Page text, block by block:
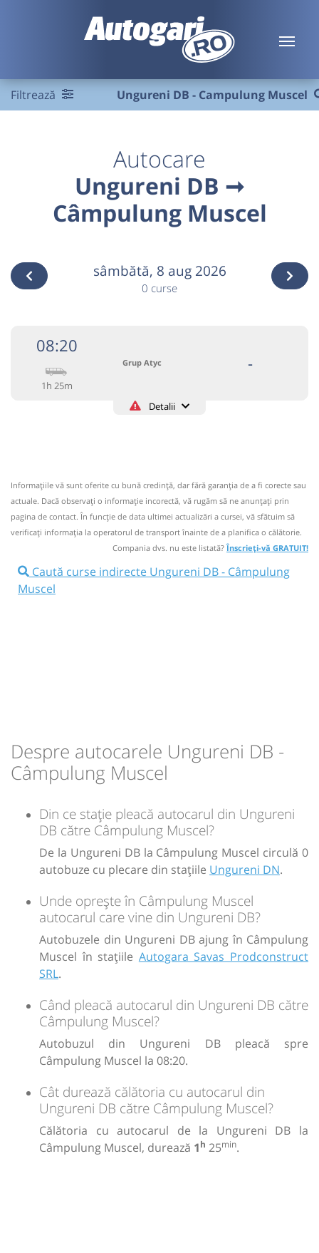
Filtrează Ungureni DB - Campulung Muscel
Autocare
Ungureni DB ➞
Câmpulung Muscel
sâmbătă, 8 aug 2026
0 curse
08:20
1h 25m
Grup Atyc -
Detalii
Circulă doar luni, marți, miercuri, joi și vineri
Nu a circulat?Semnalați aici
NOU!Pune poze din călătoria ta⤣
08:20 Ungureni DB Ungureni DN
-
Informaţiile vă sunt oferite cu bună credinţă, dar fără garanţia de a fi corecte sau
actuale. Dacă observați o informaţie incorectă, vă rugăm să ne anunțați prin
pagina de contact. În funcție de data ultimei actualizări a cursei, vă sfătuim să
verificaţi informaţia la operatorul de transport înainte de a planifica o călătorie.
Compania dvs. nu este listată?Înscrieți-vă GRATUIT!
Caută curse indirecte Ungureni DB - Câmpulung
Muscel
Despre autocarele Ungureni DB -
Câmpulung Muscel
Din ce stație pleacă autocarul din Ungureni
DB către Câmpulung Muscel?
De la Ungureni DB la Câmpulung Muscel circulă 0
autobuze cu plecare din stațiile Ungureni DN.
Unde oprește în Câmpulung Muscel
autocarul care vine din Ungureni DB?
Autobuzele din Ungureni DB ajung în Câmpulung
Muscel în stațiile Autogara Savas Prodconstruct
SRL.
Când pleacă autocarul din Ungureni DB către
Câmpulung Muscel?
Autobuzul din Ungureni DB pleacă spre
Câmpulung Muscel la 08:20.
Cât durează călătoria cu autocarul din
Ungureni DB către Câmpulung Muscel?
Călătoria cu autocarul de la Ungureni DB la
Câmpulung Muscel, durează 1h 25min.